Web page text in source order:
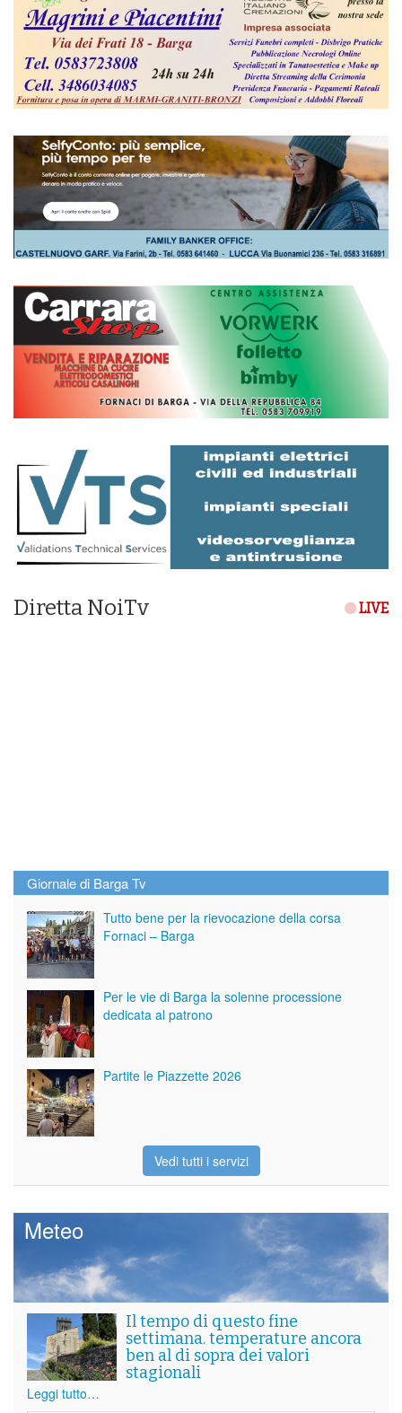
Diretta NoiTv LIVE
Giornale di Barga Tv
Tutto bene per la rievocazione della corsa
Fornaci – Barga
Per le vie di Barga la solenne processione
dedicata al patrono
Partite le Piazzette 2026
Vedi tutti i servizi
Meteo
Il tempo di questo fine
settimana. temperature ancora
ben al di sopra dei valori
stagionali
Leggi tutto…